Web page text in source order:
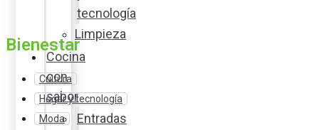
tecnología
Limpieza
Cocina
con
sabor
Entradas
Bienestar
Cultura
Hogar y tecnología
Moda